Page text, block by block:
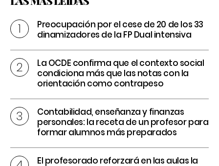
Preocupación por el cese de 20 de los 33
dinamizadores de la FP Dual intensiva
La OCDE confirma que el contexto social
condiciona más que las notas con la
orientación como contrapeso
Contabilidad, enseñanza y finanzas
personales: la receta de un profesor para
formar alumnos más preparados
El profesorado reforzará en las aulas la